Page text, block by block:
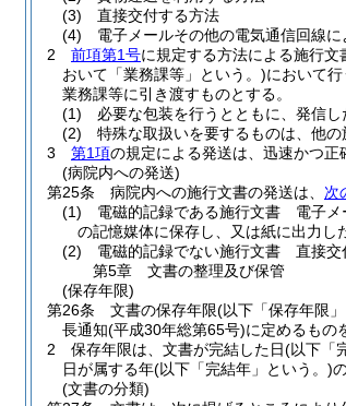
(3)
直接交付する方法
(4)
電子メールその他の電気通信回線に
2
前項第1号に規定する方法による施行
おいて「業務課等」という。)において行
業務課等に引き渡すものとする。
(1)
必要な包装を行うとともに、発信
(2)
特殊な取扱いを要するものは、他
3
第1項の規定による発送は、迅速かつ正
(病院内への発送)
第25条
病院内への施行文書の発送は、 次
(1)
電磁的記録である施行文書 電子メ
の記憶媒体に保存し、又は紙に出力し
(2)
電磁的記録でない施行文書 直接交
第5章
文書の整理及び保管
(保存年限)
第26条
文書の保存年限(以下「保存年限
長通知(平成30年総第65号)に定めるもの
2
保存年限は、文書が完結した日(以下「
日が属する年(以下「完結年」という。)
(文書の分類)